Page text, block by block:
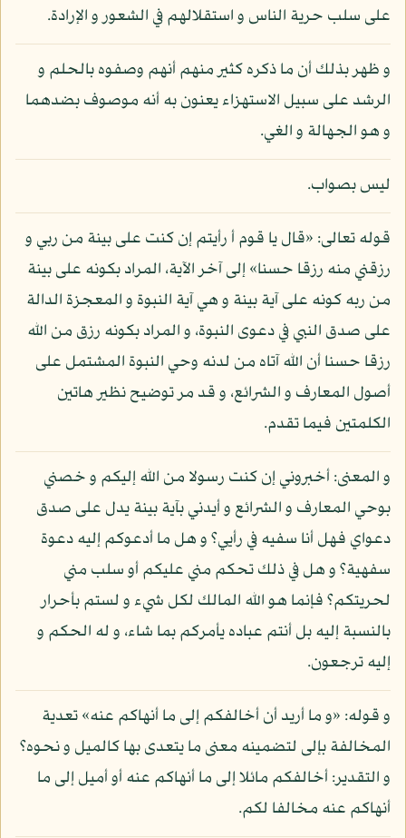
على سلب حرية الناس و استقلالهم في الشعور و الإرادة.
و ظهر بذلك أن ما ذكره كثير منهم أنهم وصفوه بالحلم و
الرشد على سبيل الاستهزاء يعنون به أنه موصوف بضدهما
و هو الجهالة و الغي.
ليس بصواب.
قوله تعالى: «قال يا قوم أ رأيتم إن كنت على بينة من ربي و
رزقني منه رزقا حسنا» إلى آخر الآية، المراد بكونه على بينة
من ربه كونه على آية بينة و هي آية النبوة و المعجزة الدالة
على صدق النبي في دعوى النبوة، و المراد بكونه رزق من الله
رزقا حسنا أن الله آتاه من لدنه وحي النبوة المشتمل على
أصول المعارف و الشرائع، و قد مر توضيح نظير هاتين
الكلمتين فيما تقدم.
و المعنى: أخبروني إن كنت رسولا من الله إليكم و خصني
بوحي المعارف و الشرائع و أيدني بآية بينة يدل على صدق
دعواي فهل أنا سفيه في رأيي؟ و هل ما أدعوكم إليه دعوة
سفهية؟ و هل في ذلك تحكم مني عليكم أو سلب مني
لحريتكم؟ فإنما هو الله المالك لكل شيء و لستم بأحرار
بالنسبة إليه بل أنتم عباده يأمركم بما شاء، و له الحكم و
إليه ترجعون.
و قوله: «و ما أريد أن أخالفكم إلى ما أنهاكم عنه» تعدية
المخالفة بإلى لتضمينه معنى ما يتعدى بها كالميل و نحوه؟
و التقدير: أخالفكم مائلا إلى ما أنهاكم عنه أو أميل إلى ما
أنهاكم عنه مخالفا لكم.